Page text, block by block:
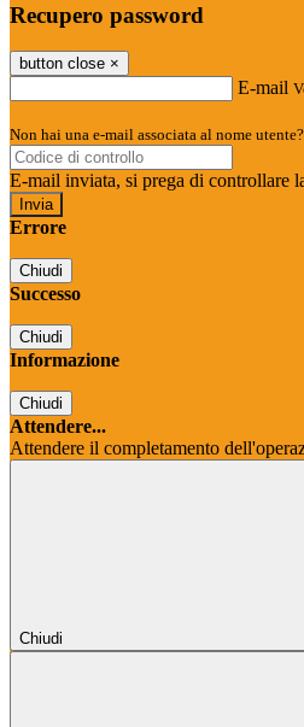
Recupero password
button close ×
E-mail
Non hai una e-mail associata al nome
E-mail inviata, si prega di controllare
Errore
Chiudi
Successo
Chiudi
Informazione
Chiudi
Attendere...
Attendere il completamento
Chiudi